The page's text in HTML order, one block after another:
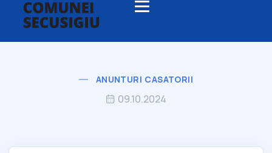
ANUNTURI CASATORII
09.10.2024